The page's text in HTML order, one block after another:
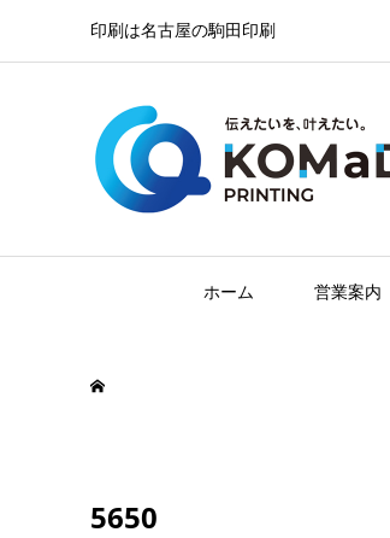
印刷は名古屋の駒田印刷
ホーム 営業案内
5650